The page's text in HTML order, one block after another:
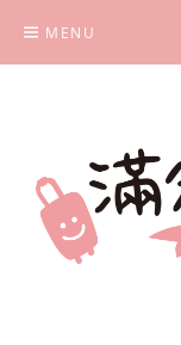
content
MENU